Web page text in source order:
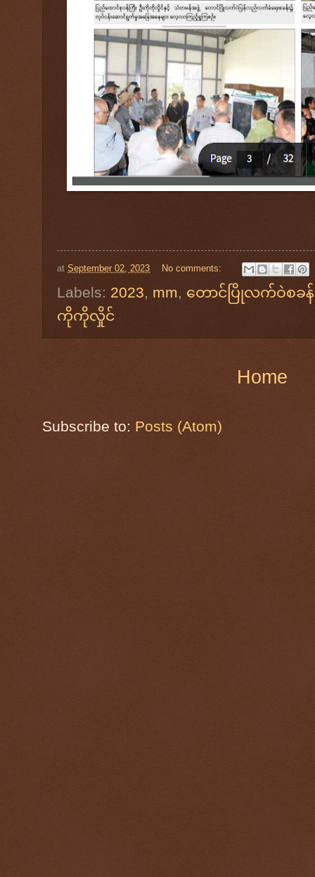
at September 02, 2023 No comments:
Labels: 2023, mm, တောင်ပြိုလက်ဝဲစခန်
ကိုကိုလှိုင်
Home
Subscribe to: Posts (Atom)